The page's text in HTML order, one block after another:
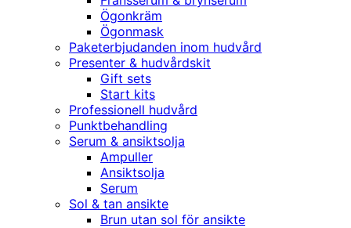
Ögonkräm
Ögonmask
Paketerbjudanden inom hudvård
Presenter & hudvårdskit
Gift sets
Start kits
Professionell hudvård
Punktbehandling
Serum & ansiktsolja
Ampuller
Ansiktsolja
Serum
Sol & tan ansikte
Brun utan sol för ansikte